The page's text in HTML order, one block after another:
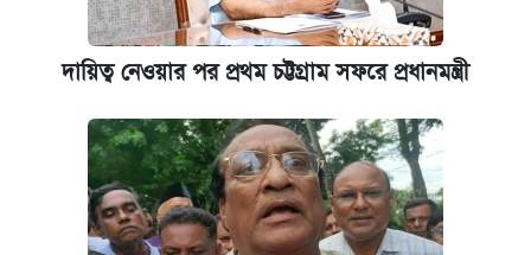
দায়িত্ব নেওয়ার পর প্রথম চট্টগ্রাম সফরে প্রধানমন্ত্রী